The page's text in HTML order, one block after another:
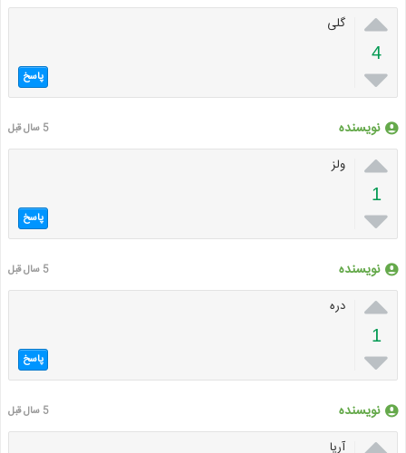

4

گلی
پاسخ
نویسنده 5 سال قبل

1

ولز
پاسخ
نویسنده 5 سال قبل

1

دره
پاسخ
نویسنده 5 سال قبل
آریا